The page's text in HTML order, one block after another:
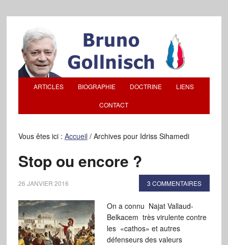
ARTICLES BIOGRAPHIE DOCTRINE LIENS
CONTACT
Vous êtes ici : Accueil /Archives pour Idriss Sihamedi
Stop ou encore ?
26 JANVIER 2016 3 COMMENTAIRES
On a connu Najat Vallaud-
Belkacem très virulente contre
les «cathos» et autres
défenseurs des valeurs